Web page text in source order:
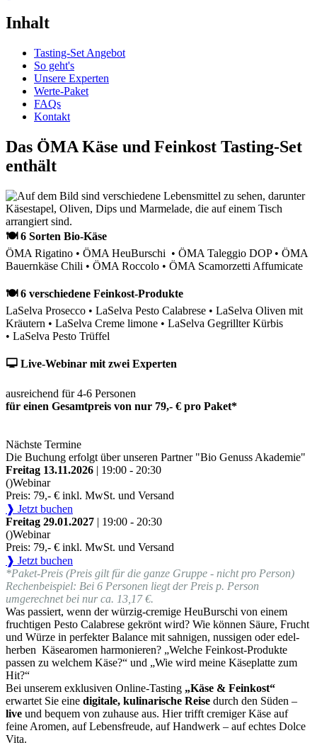
Inhalt
Tasting-Set Angebot
So geht's
Unsere Experten
Werte-Paket
FAQs
Kontakt
Das ÖMA Käse und Feinkost Tasting-Set
enthält
🍽 6 Sorten Bio-Käse
ÖMA Rigatino • ÖMA HeuBurschi • ÖMA Taleggio DOP • ÖMA
Bauernkäse Chili • ÖMA Roccolo • ÖMA Scamorzetti Affumicate
🍽 6 verschiedene Feinkost-Produkte
LaSelva Prosecco • LaSelva Pesto Calabrese • LaSelva Oliven mit
Kräutern • LaSelva Creme limone • LaSelva Gegrillter Kürbis
• LaSelva Pesto Trüffel
🖵 Live-Webinar mit zwei Experten
ausreichend für 4-6 Personen
für einen Gesamtpreis von nur 79,- € pro Paket*
Nächste Termine
Die Buchung erfolgt über unseren Partner "Bio Genuss Akademie"
Freitag 13.11.2026 | 19:00 - 20:30
()Webinar
Preis: 79,- € inkl. MwSt. und Versand
❱ Jetzt buchen
Freitag 29.01.2027 | 19:00 - 20:30
()Webinar
Preis: 79,- € inkl. MwSt. und Versand
❱ Jetzt buchen
*Paket-Preis (Preis gilt für die ganze Gruppe - nicht pro Person)
Rechenbeispiel: Bei 6 Personen liegt der Preis p. Person
umgerechnet bei nur ca. 13,17 €.
Was passiert, wenn der würzig-cremige HeuBurschi von einem
fruchtigen Pesto Calabrese gekrönt wird? Wie können Säure, Frucht
und Würze in perfekter Balance mit sahnigen, nussigen oder edel-
herben Käsearomen harmonieren? „Welche Feinkost-Produkte
passen zu welchem Käse?“ und „Wie wird meine Käseplatte zum
Hit?“
Bei unserem exklusiven Online-Tasting „Käse & Feinkost“
erwartet Sie eine digitale, kulinarische Reise durch den Süden –
live und bequem von zuhause aus. Hier trifft cremiger Käse auf
feine Aromen, auf Lebensfreude, auf Handwerk – auf echtes Dolce
Vita.